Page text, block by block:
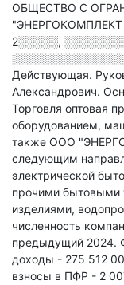
ОБЩЕСТВО С
"ЭНЕРГОКОМПЛЕКТ
2░░░░░,
Действующая.
Александрович.
Торговля оптовая
оборудованием,
также ООО
следующим
электрической
прочими бытовыми
изделиями,
численность
предыдущий 2024.
доходы - 275 512
взносы в ПФР - 2